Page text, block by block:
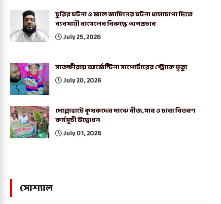
চুরির ঘটনা ও জাল জামিনের ঘটনা ধামাচাপা দিতে
ব্যবসায়ী রাসেলের বিরুদ্ধে অপপ্রচার
July 25, 2026
সাতক্ষীরায় আর্জেন্টিনা সাপোর্টারের স্ট্রোকে মৃত্যু
July 20, 2026
মোল্লাহাটে কৃষকদের মাঝে বীজ,সার ও চারা বিতরণ
কর্মসূচী উদ্বোধন
July 01, 2026
সোশ্যাল